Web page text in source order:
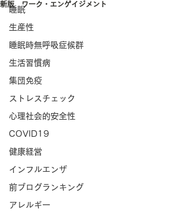
睡眠
生産性
睡眠時無呼吸症候群
生活習慣病
集団免疫
ストレスチェック
心理社会的安全性
COVID19
健康経営
インフルエンザ
前ブログランキング
アレルギー
新版 ワーク・エンゲイジメント